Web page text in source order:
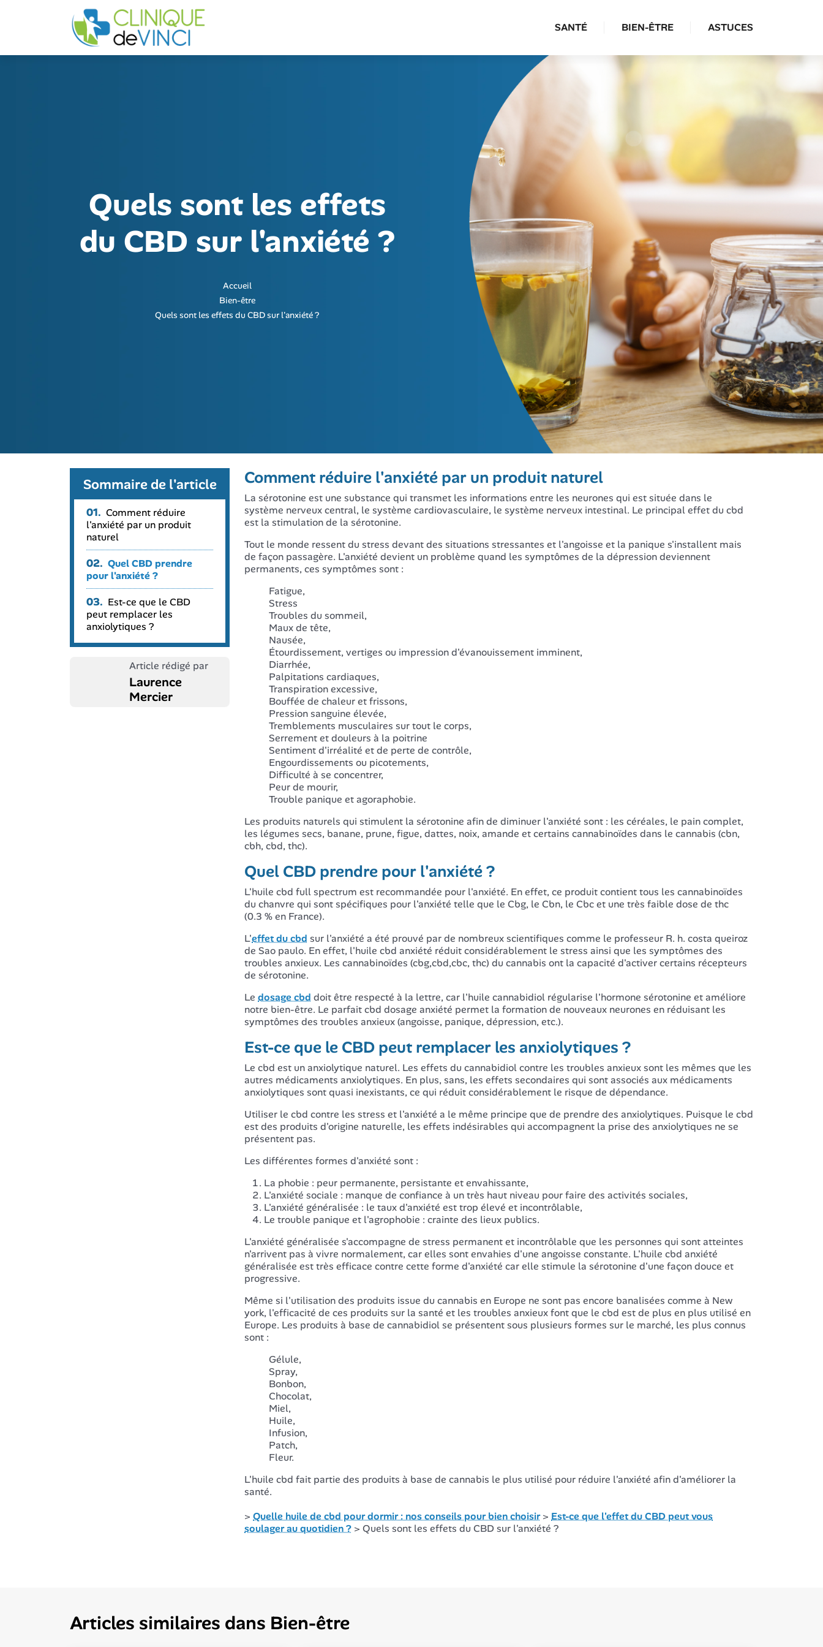
SANTÉ BIEN-ÊTRE ASTUCES
Quels sont les effets
du CBD sur l'anxiété ?
Accueil
Bien-être
Quels sont les effets du CBD sur l'anxiété ?
Comment réduire l'anxiété par un produit naturel
La sérotonine est une substance qui transmet les informations entre les neurones qui est située dans le
système nerveux central, le système cardiovasculaire, le système nerveux intestinal. Le principal effet du cbd
est la stimulation de la sérotonine.
Tout le monde ressent du stress devant des situations stressantes et l'angoisse et la panique s'installent mais
de façon passagère. L'anxiété devient un problème quand les symptômes de la dépression deviennent
permanents, ces symptômes sont :
Fatigue,
Stress
Troubles du sommeil,
Maux de tête,
Nausée,
Étourdissement, vertiges ou impression d'évanouissement imminent,
Diarrhée,
Palpitations cardiaques,
Transpiration excessive,
Bouffée de chaleur et frissons,
Pression sanguine élevée,
Tremblements musculaires sur tout le corps,
Serrement et douleurs à la poitrine
Sentiment d'irréalité et de perte de contrôle,
Engourdissements ou picotements,
Difficulté à se concentrer,
Peur de mourir,
Trouble panique et agoraphobie.
Les produits naturels qui stimulent la sérotonine afin de diminuer l'anxiété sont : les céréales, le pain complet,
les légumes secs, banane, prune, figue, dattes, noix, amande et certains cannabinoïdes dans le cannabis (cbn,
cbh, cbd, thc).
Quel CBD prendre pour l'anxiété ?
L'huile cbd full spectrum est recommandée pour l'anxiété. En effet, ce produit contient tous les cannabinoïdes
du chanvre qui sont spécifiques pour l'anxiété telle que le Cbg, le Cbn, le Cbc et une très faible dose de thc
(0.3 % en France).
L'effet du cbd sur l'anxiété a été prouvé par de nombreux scientifiques comme le professeur R. h. costa queiroz
de Sao paulo. En effet, l'huile cbd anxiété réduit considérablement le stress ainsi que les symptômes des
troubles anxieux. Les cannabinoïdes (cbg,cbd,cbc, thc) du cannabis ont la capacité d'activer certains récepteurs
de sérotonine.
Le dosage cbd doit être respecté à la lettre, car l'huile cannabidiol régularise l'hormone sérotonine et améliore
notre bien-être. Le parfait cbd dosage anxiété permet la formation de nouveaux neurones en réduisant les
symptômes des troubles anxieux (angoisse, panique, dépression, etc.).
Est-ce que le CBD peut remplacer les anxiolytiques ?
Le cbd est un anxiolytique naturel. Les effets du cannabidiol contre les troubles anxieux sont les mêmes que les
autres médicaments anxiolytiques. En plus, sans, les effets secondaires qui sont associés aux médicaments
anxiolytiques sont quasi inexistants, ce qui réduit considérablement le risque de dépendance.
Utiliser le cbd contre les stress et l'anxiété a le même principe que de prendre des anxiolytiques. Puisque le cbd
est des produits d'origine naturelle, les effets indésirables qui accompagnent la prise des anxiolytiques ne se
présentent pas.
Les différentes formes d'anxiété sont :
La phobie : peur permanente, persistante et envahissante,
L'anxiété sociale : manque de confiance à un très haut niveau pour faire des activités sociales,
L'anxiété généralisée : le taux d'anxiété est trop élevé et incontrôlable,
Le trouble panique et l'agrophobie : crainte des lieux publics.
L'anxiété généralisée s'accompagne de stress permanent et incontrôlable que les personnes qui sont atteintes
n'arrivent pas à vivre normalement, car elles sont envahies d'une angoisse constante. L'huile cbd anxiété
généralisée est très efficace contre cette forme d'anxiété car elle stimule la sérotonine d'une façon douce et
progressive.
Même si l'utilisation des produits issue du cannabis en Europe ne sont pas encore banalisées comme à New
york, l'efficacité de ces produits sur la santé et les troubles anxieux font que le cbd est de plus en plus utilisé en
Europe. Les produits à base de cannabidiol se présentent sous plusieurs formes sur le marché, les plus connus
sont :
Gélule,
Spray,
Bonbon,
Chocolat,
Miel,
Huile,
Infusion,
Patch,
Fleur.
L'huile cbd fait partie des produits à base de cannabis le plus utilisé pour réduire l'anxiété afin d'améliorer la
santé.
> Quelle huile de cbd pour dormir : nos conseils pour bien choisir> Est-ce que l'effet du CBD peut vous
soulager au quotidien ? > Quels sont les effets du CBD sur l'anxiété ?
Sommaire de l'article
01. Comment réduire
l'anxiété par un produit
naturel
02. Quel CBD prendre
pour l'anxiété ?
03. Est-ce que le CBD
peut remplacer les
anxiolytiques ?
Article rédigé par
Laurence
Mercier
Articles similaires dans Bien-être